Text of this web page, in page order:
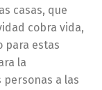
casas, que
cobra vida,
para estas
la
personas a las